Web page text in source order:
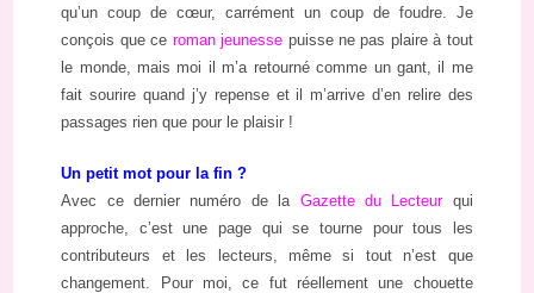
qu’un coup de cœur, carrément un coup de foudre. Je
conçois que ce roman jeunesse puisse ne pas plaire à tout
le monde, mais moi il m’a retourné comme un gant, il me
fait sourire quand j’y repense et il m’arrive d’en relire des
passages rien que pour le plaisir !
Un petit mot pour la fin ?
Avec ce dernier numéro de la Gazette du Lecteurqui
approche, c’est une page qui se tourne pour tous les
contributeurs et les lecteurs, même si tout n’est que
changement. Pour moi, ce fut réellement une chouette